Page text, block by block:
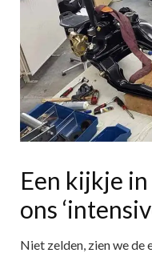
Een kijkje
ons
Niet zelden, zien we de